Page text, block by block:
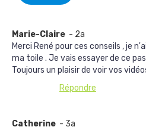
Marie-Claire - 2a
Merci René pour ces conseils , je
ma toile . Je vais essayer de ce
Toujours un plaisir de voir vos
Répondre
Catherine - 3a